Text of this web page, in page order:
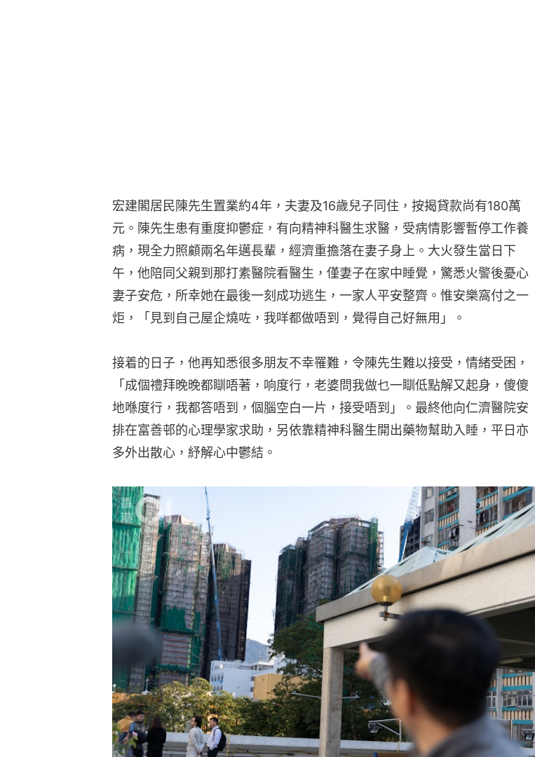
宏建閣居民陳先生置業約4年，夫妻及16歲兒子同住，按揭貸款尚有180萬
元。陳先生患有重度抑鬱症，有向精神科醫生求醫，受病情影響暫停工作養
病，現全力照顧兩名年邁長輩，經濟重擔落在妻子身上。大火發生當日下
午，他陪同父親到那打素醫院看醫生，僅妻子在家中睡覺，驚悉火警後憂心
妻子安危，所幸她在最後一刻成功逃生，一家人平安整齊。惟安樂窩付之一
炬，「見到自己屋企燒咗，我咩都做唔到，覺得自己好無用」。
接着的日子，他再知悉很多朋友不幸罹難，令陳先生難以接受，情緒受困，
「成個禮拜晚晚都瞓唔著，响度行，老婆問我做乜一瞓低點解又起身，傻傻
地喺度行，我都答唔到，個腦空白一片，接受唔到」。最終他向仁濟醫院安
排在富善邨的心理學家求助，另依靠精神科醫生開出藥物幫助入睡，平日亦
多外出散心，紓解心中鬱結。